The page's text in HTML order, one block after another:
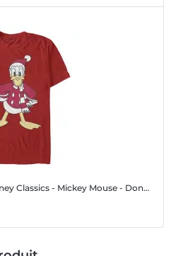
- Mickey Mouse - Donald Duck Donald Hat - Christmas - Homme T-shirt